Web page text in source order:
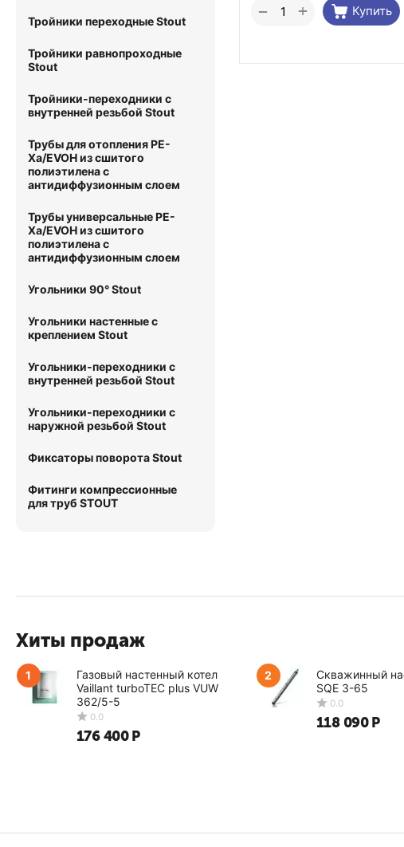
Купить
+
−
Тройники переходные Stout
Тройники равнопроходные
Stout
Тройники-переходники с
внутренней резьбой Stout
Трубы для отопления PE-
Xa/EVOH из сшитого
полиэтилена с
антидиффузионным слоем
Трубы универсальные PE-
Xa/EVOH из сшитого
полиэтилена с
антидиффузионным слоем
Угольники 90° Stout
Угольники настенные с
креплением Stout
Угольники-переходники с
внутренней резьбой Stout
Угольники-переходники с
наружной резьбой Stout
Фиксаторы поворота Stout
Фитинги компрессионные
для труб STOUT
Хиты продаж
1
Газовый настенный котел
Vaillant turboTEC plus VUW
362/5-5
176 400 Р
2
Скважинный
SQE 3-65
118 090 Р